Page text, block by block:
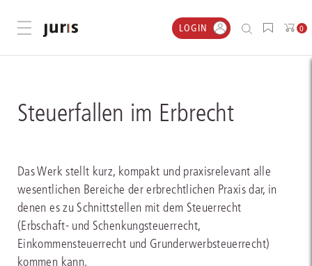
Menü öffnen LOGIN 0
Steuerfallen im Erbrecht
Das Werk stellt kurz, kompakt und praxisrelevant alle
wesentlichen Bereiche der erbrechtlichen Praxis dar, in
denen es zu Schnittstellen mit dem Steuerrecht
(Erbschaft- und Schenkungsteuerrecht,
Einkommensteuerrecht und Grunderwerbsteuerrecht)
kommen kann.